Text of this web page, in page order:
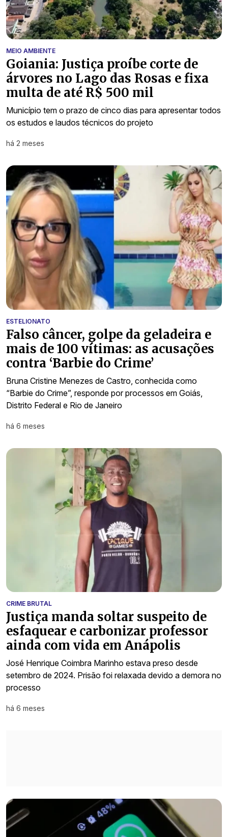
MEIO AMBIENTE
Goiania: Justiça proíbe corte de
árvores no Lago das Rosas e fixa
multa de até R$ 500 mil
Município tem o prazo de cinco dias para apresentar todos
os estudos e laudos técnicos do projeto
há 2 meses
ESTELIONATO
Falso câncer, golpe da geladeira e
mais de 100 vítimas: as acusações
contra ‘Barbie do Crime’
Bruna Cristine Menezes de Castro, conhecida como
“Barbie do Crime”, responde por processos em Goiás,
Distrito Federal e Rio de Janeiro
há 6 meses
CRIME BRUTAL
Justiça manda soltar suspeito de
esfaquear e carbonizar professor
ainda com vida em Anápolis
José Henrique Coimbra Marinho estava preso desde
setembro de 2024. Prisão foi relaxada devido a demora no
processo
há 6 meses